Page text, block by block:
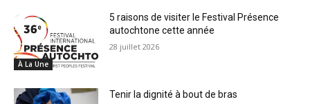
À La Une
5 raisons de visiter le Festival Présence
autochtone cette année
28 juillet 2026
Tenir la dignité à bout de bras